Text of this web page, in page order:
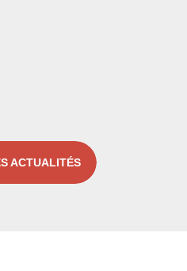
ACTUALITÉS